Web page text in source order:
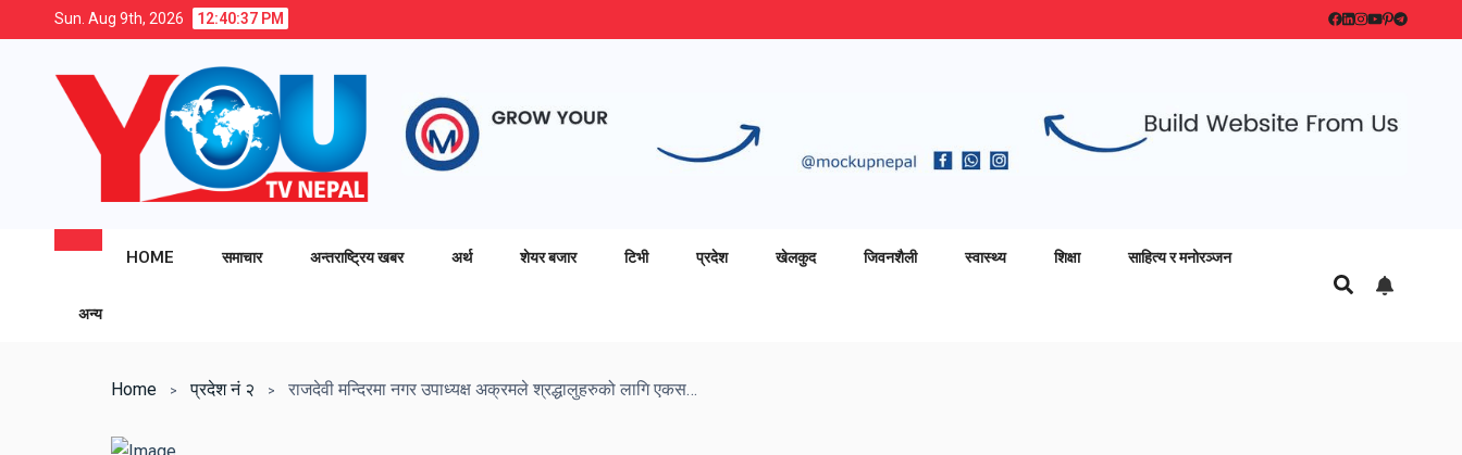
Sun. Aug 9th, 2026 12:40:38 PM
HOME समाचार अन्तराष्ट्रिय खबर अर्थ शेयर बजार टिभी प्रदेश खेलकुद जिवनशैली स्वास्थ्य शिक्षा साहित्य र मनोरञ्जन
अन्य
Home प्रदेश नं २ राजदेवी मन्दिरमा नगर उपाध्यक्ष अक्रमले श्रद्धालुहरुको लागि एकसय काटुन पानिबोतल सहयोग